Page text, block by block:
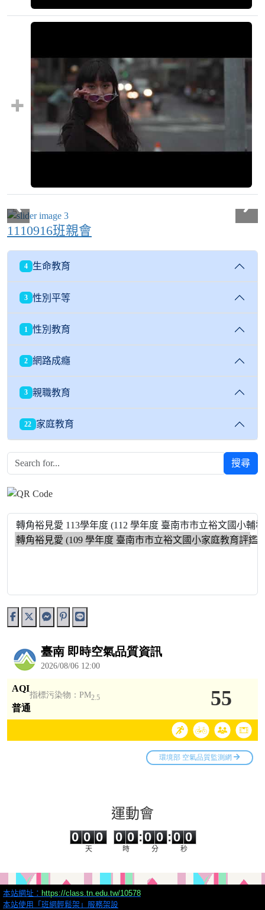
1110916班親會
4 生命教育
3 性別平等
1 性別教育
2 網路成癮
3 親職教育
22 家庭教育
搜尋
運動會
0 0 0
天
0
0
0
0
時
:
0
0 0
分
:0 0
秒
本站網址： https://class.tn.edu.tw/10578
本站使用「班網輕鬆架」服務架設